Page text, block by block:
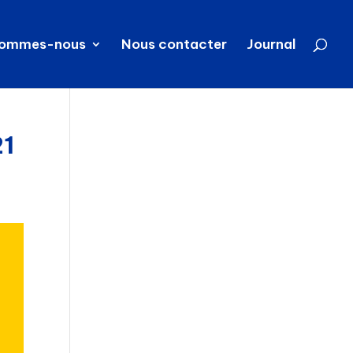
nous Nous contacter Journal